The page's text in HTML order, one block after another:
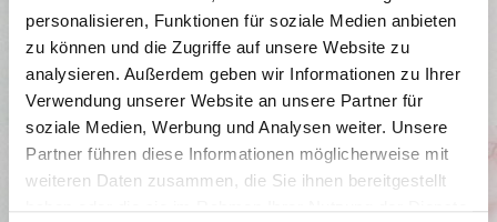
personalisieren, Funktionen für soziale Medien anbieten
zu können und die Zugriffe auf unsere Website zu
analysieren. Außerdem geben wir Informationen zu Ihrer
Verwendung unserer Website an unsere Partner für
soziale Medien, Werbung und Analysen weiter. Unsere
Partner führen diese Informationen möglicherweise mit
weiteren Daten zusammen, die Sie ihnen bereitgestellt
RÜCKMELDUNGEN